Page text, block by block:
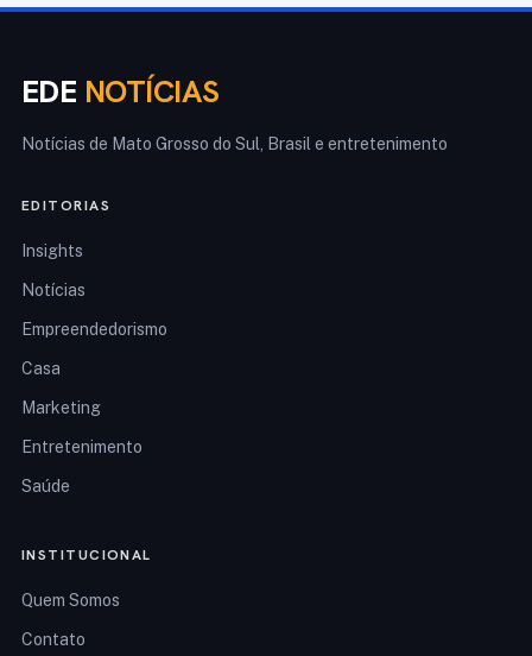
EDE NOTÍCIAS
Notícias de Mato Grosso do Sul, Brasil e entretenimento
EDITORIAS
Insights
Notícias
Empreendedorismo
Casa
Marketing
Entretenimento
Saúde
INSTITUCIONAL
Quem Somos
Contato